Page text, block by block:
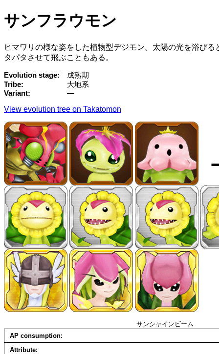
サンフラウモン
ヒマワリの様な姿をした植物型デジモン。太陽の光を浴び
タパタさせて飛ぶこともある。
Evolution stage
成熟期
Tribe
大地系
Variant
—
View evolution tree on Takatomon
サンシャインビーム
AP consumption
Attribute